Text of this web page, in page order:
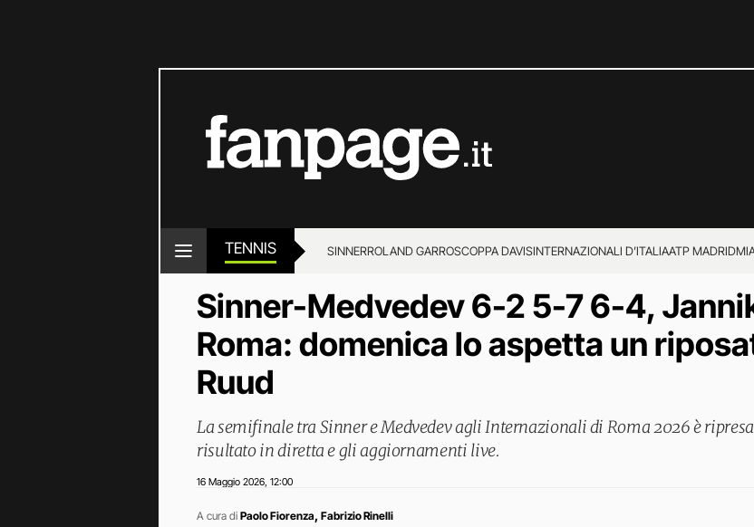
TENNIS SINNERROLAND GARROSCOPPA DAVISINTERNAZIONALI D’ITALIAATP MADRID
Sinner-Medvedev 6-2 5-7 6-4,
Roma: domenica lo aspetta un
Ruud
La semifinale tra Sinner e Medvedev agli Internazionali di Roma 2026 è
risultato in diretta e gli aggiornamenti live.
16 Maggio 2026 12:00
A cura di Paolo Fiorenza, Fabrizio Rinelli